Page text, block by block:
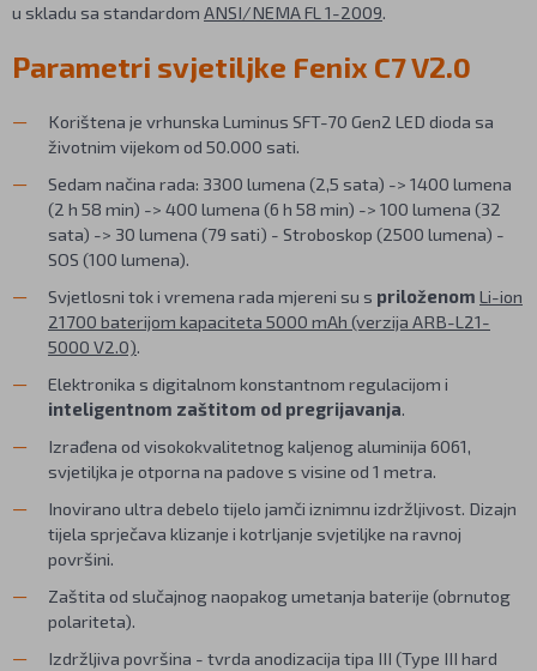
u skladu sa standardom ANSI/NEMA FL 1-2009.
Parametri svjetiljke Fenix C7 V2.0
Korištena je vrhunska Luminus SFT-70 Gen2 LED dioda sa
životnim vijekom od 50.000 sati.
Sedam načina rada: 3300 lumena (2,5 sata) -> 1400 lumena
(2 h 58 min) -> 400 lumena (6 h 58 min) -> 100 lumena (32
sata) -> 30 lumena (79 sati) - Stroboskop (2500 lumena) -
SOS (100 lumena).
Svjetlosni tok i vremena rada mjereni su s priloženom Li-ion
21700 baterijom kapaciteta 5000 mAh (verzija ARB-L21-
5000 V2.0).
Elektronika s digitalnom konstantnom regulacijom i
inteligentnom zaštitom od pregrijavanja.
Izrađena od visokokvalitetnog kaljenog aluminija 6061,
svjetiljka je otporna na padove s visine od 1 metra.
Inovirano ultra debelo tijelo jamči iznimnu izdržljivost. Dizajn
tijela sprječava klizanje i kotrljanje svjetiljke na ravnoj
površini.
Zaštita od slučajnog naopakog umetanja baterije (obrnutog
polariteta).
Izdržljiva površina - tvrda anodizacija tipa III (Type III hard